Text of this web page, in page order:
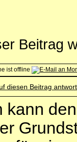
Beitrag
kann